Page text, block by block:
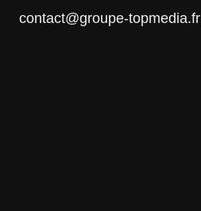
contact@groupe-topmedia.fr